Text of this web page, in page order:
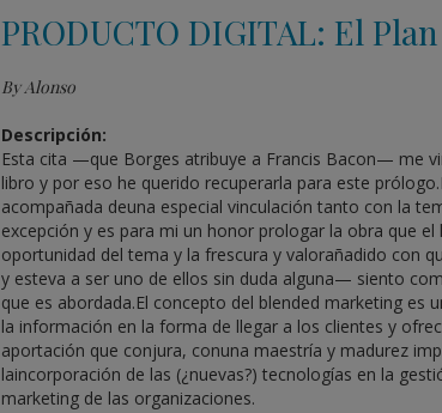
PRODUCTO DIGITAL: El
By Alonso
Descripción:
Esta cita —que Borges atribuye a Francis Bacon— me
libro y por eso he querido recuperarla para este
acompañada deuna especial vinculación tanto con la
excepción y es para mi un honor prologar la obra que
oportunidad del tema y la frescura y valorañadido con
y esteva a ser uno de ellos sin duda alguna— siento
que es abordada.El concepto del blended marketing es
la información en la forma de llegar a los clientes y
aportación que conjura, conuna maestría y madurez
laincorporación de las (¿nuevas?) tecnologías en la
marketing de las organizaciones.